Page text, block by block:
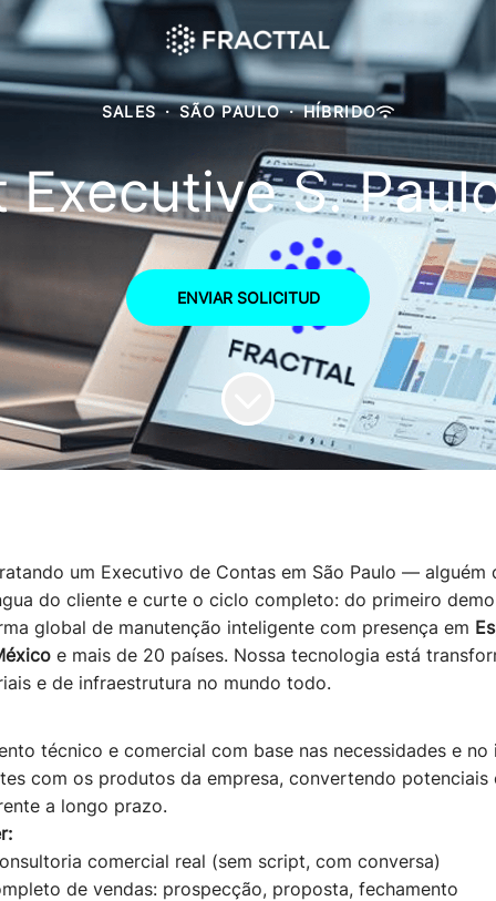
SALES · SÃO PAULO · HÍBRIDO
S.
ENVIAR SOLICITUD
um Executivo de Contas em São Paulo — alguém
do cliente e curte o ciclo completo: do primeiro
global de manutenção inteligente com presença em
e mais de 20 países. Nossa tecnologia está
e de infraestrutura no mundo todo.
técnico e comercial com base nas necessidades e
com os produtos da empresa, convertendo potenciais
a longo prazo.
comercial real (sem script, com conversa)
de vendas: prospecção, proposta, fechamento